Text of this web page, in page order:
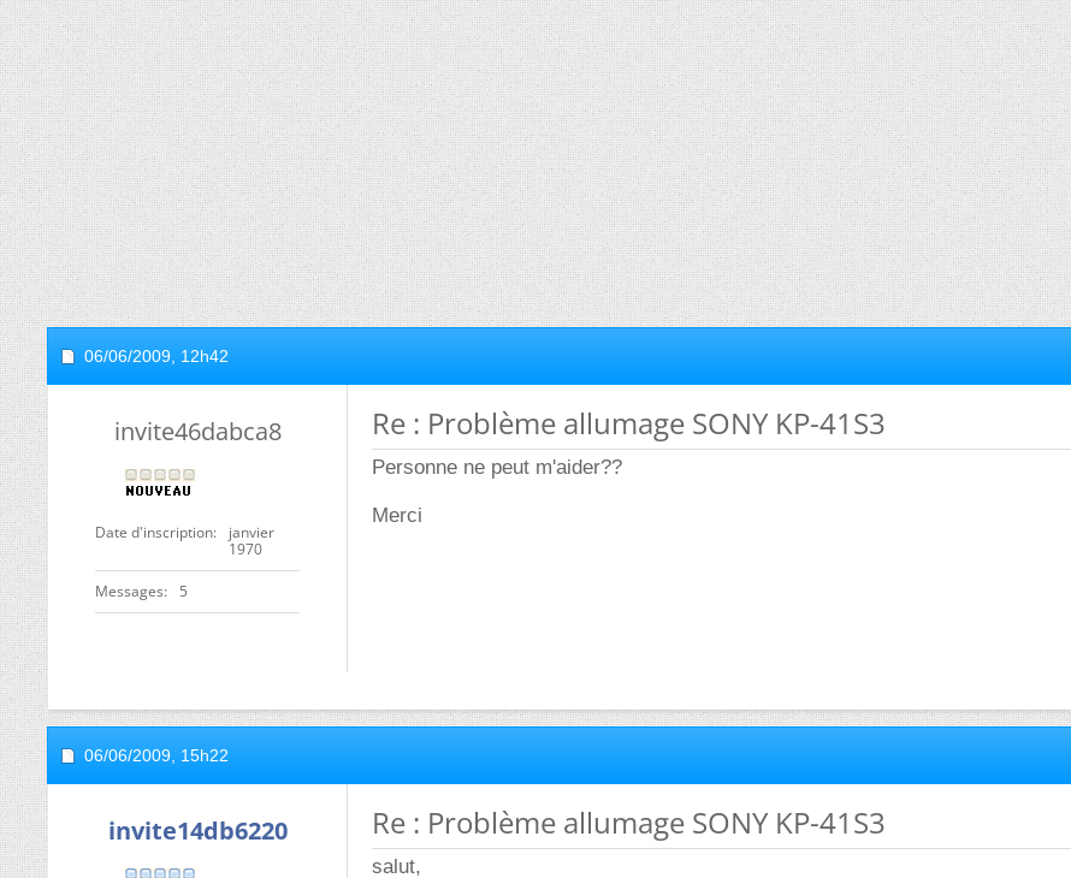
06/06/2009, 12h42
invite46dabca8
Date d'inscription
janvier
1970
Messages 5
Re : Problème allumage SONY KP-41S3
Personne ne peut m'aider??
Merci
06/06/2009, 15h22
invite14db6220 Re : Problème allumage SONY KP-41S3
salut,